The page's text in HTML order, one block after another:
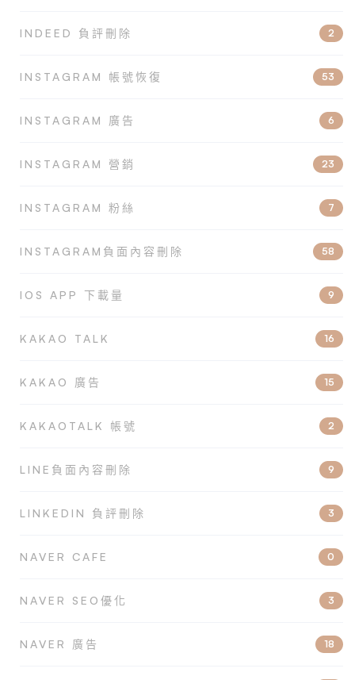
INDEED 負評刪除 2
INSTAGRAM 帳號恢復 53
INSTAGRAM 廣告 6
INSTAGRAM 營銷 23
INSTAGRAM 粉絲 7
INSTAGRAM負面內容刪除 58
IOS APP 下載量 9
KAKAO TALK 16
KAKAO 廣告 15
KAKAOTALK 帳號 2
LINE負面內容刪除 9
LINKEDIN 負評刪除 3
NAVER CAFE 0
NAVER SEO優化 3
NAVER 廣告 18